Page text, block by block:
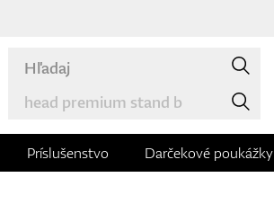
Príslušenstvo Darčekové poukážky